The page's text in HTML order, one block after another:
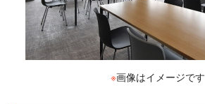
※画像はイメージです